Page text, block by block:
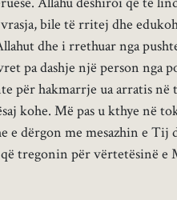
bile të rritej dhe
dhe i rrethuar nga
pa dashje një person nga
për hakmarrje ua arratis
kohe. Më pas u kthye në
e dërgon me mesazhin e
tregonin për vërtetësinë e